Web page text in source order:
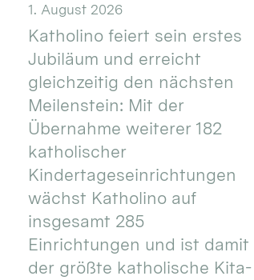
1. August 2026
Katholino feiert sein erstes
Jubiläum und erreicht
gleichzeitig den nächsten
Meilenstein: Mit der
Übernahme weiterer 182
katholischer
Kindertageseinrichtungen
wächst Katholino auf
insgesamt 285
Einrichtungen und ist damit
der größte katholische Kita-